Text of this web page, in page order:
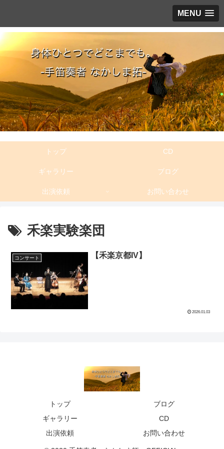
MENU
トップ CD
ギャラリー ブログ
出演依頼 お問い合わせ
禾楽実験楽団
コンサート 【禾楽京都IV】
2026.01.03
トップ
ブログ
ギャラリー
CD
出演依頼
お問い合わせ